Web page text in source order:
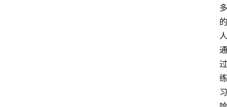
多
的
人
通
过
练
习